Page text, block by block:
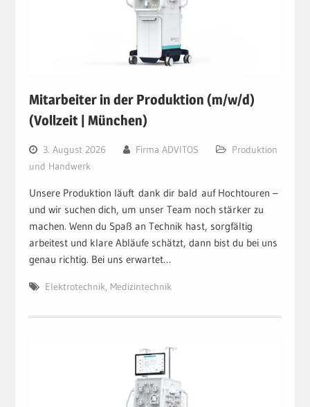
Mitarbeiter in der Produktion (m/w/d)
(Vollzeit | München)
3. August 2026 Firma ADVITOS
Produktion
und Handwerk
Unsere Produktion läuft dank dir bald auf Hochtouren –
und wir suchen dich, um unser Team noch stärker zu
machen. Wenn du Spaß an Technik hast, sorgfältig
arbeitest und klare Abläufe schätzt, dann bist du bei uns
genau richtig. Bei uns erwartet…
Elektrotechnik, Medizintechnik